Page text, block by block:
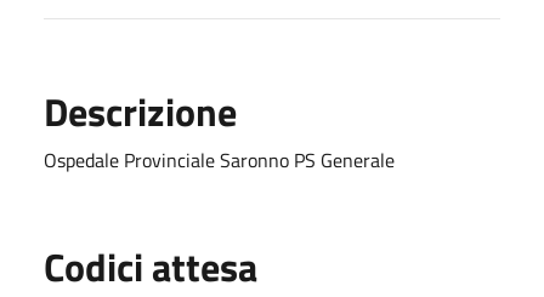
Descrizione
Ospedale Provinciale Saronno PS Generale
Codici attesa